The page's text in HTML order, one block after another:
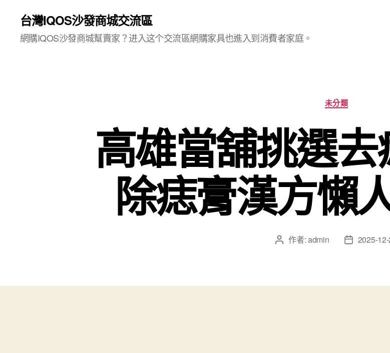
台灣IQOS沙發商城交流區
網購IQOS沙發商城幫賣家？进入这个交流區網購家具也進入到消費者家庭。
分
類
未分類
高雄當舖挑選
除痣膏漢方懶
文 作者:admin
文
日
2025-